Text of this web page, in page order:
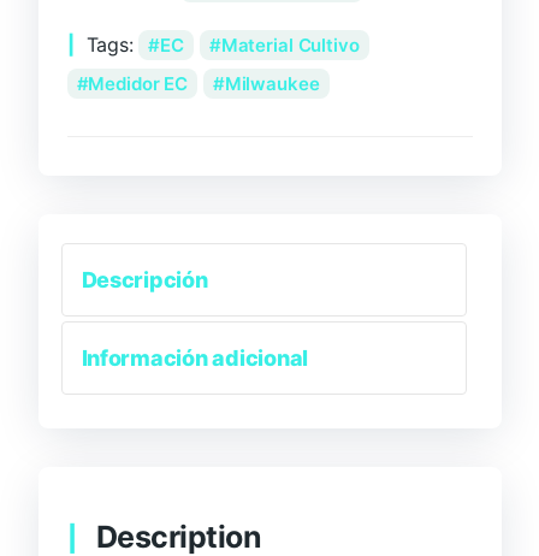
Tags: EC
Material Cultivo
Medidor EC
Milwaukee
Descripción
Información adicional
Description